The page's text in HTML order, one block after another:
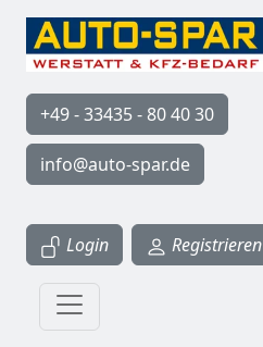
+49 - 33435 - 80 40 30
info@auto-spar.de
Login Registrieren